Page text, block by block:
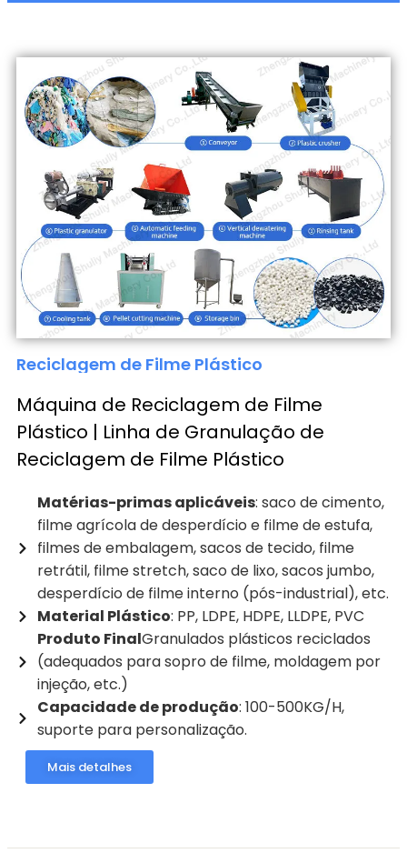
Reciclagem de Filme Plástico
Máquina de Reciclagem de Filme
Plástico | Linha de Granulação de
Reciclagem de Filme Plástico
Matérias-primas aplicáveis: saco de cimento,
filme agrícola de desperdício e filme de estufa,
filmes de embalagem, sacos de tecido, filme
retrátil, filme stretch, saco de lixo, sacos jumbo,
desperdício de filme interno (pós-industrial), etc.
Material Plástico: PP, LDPE, HDPE, LLDPE, PVC
Produto FinalGranulados plásticos reciclados
(adequados para sopro de filme, moldagem por
injeção, etc.)
Capacidade de produção: 100-500KG/H,
suporte para personalização.
Mais detalhes